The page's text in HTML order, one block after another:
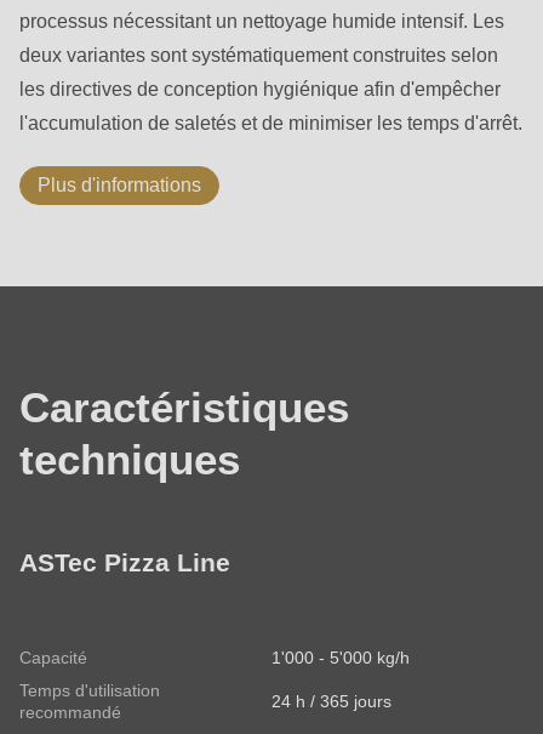
processus nécessitant un nettoyage humide intensif. Les
deux variantes sont systématiquement construites selon
les directives de conception hygiénique afin d'empêcher
l'accumulation de saletés et de minimiser les temps d'arrêt.
Plus d'informations
Caractéristiques
techniques
ASTec Pizza Line
Capacité
1'000 - 5'000 kg/h
Temps d'utilisation
recommandé
24 h / 365 jours